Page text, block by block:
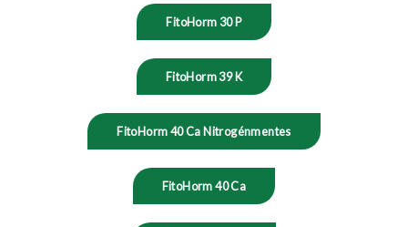
FitoHorm 30 P
FitoHorm 39 K
FitoHorm 40 Ca Nitrogénmentes
FitoHorm 40 Ca